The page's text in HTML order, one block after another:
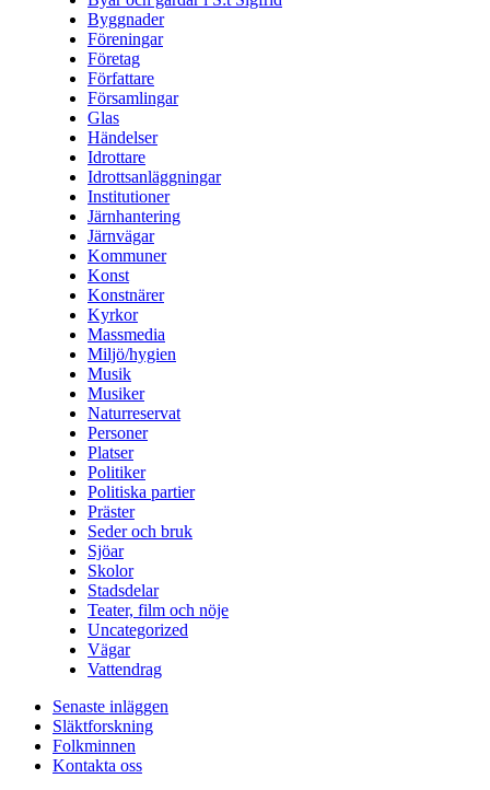
Byggnader
Föreningar
Företag
Författare
Församlingar
Glas
Händelser
Idrottare
Idrottsanläggningar
Institutioner
Järnhantering
Järnvägar
Kommuner
Konst
Konstnärer
Kyrkor
Massmedia
Miljö/hygien
Musik
Musiker
Naturreservat
Personer
Platser
Politiker
Politiska partier
Präster
Seder och bruk
Sjöar
Skolor
Stadsdelar
Teater, film och nöje
Uncategorized
Vägar
Vattendrag
Senaste inläggen
Släktforskning
Folkminnen
Kontakta oss